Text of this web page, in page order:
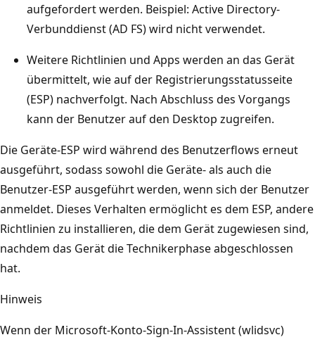
aufgefordert werden. Beispiel: Active Directory-
Verbunddienst (AD FS) wird nicht verwendet.
Weitere Richtlinien und Apps werden an das Gerät
übermittelt, wie auf der Registrierungsstatusseite
(ESP) nachverfolgt. Nach Abschluss des Vorgangs
kann der Benutzer auf den Desktop zugreifen.
Die Geräte-ESP wird während des Benutzerflows erneut
ausgeführt, sodass sowohl die Geräte- als auch die
Benutzer-ESP ausgeführt werden, wenn sich der Benutzer
anmeldet. Dieses Verhalten ermöglicht es dem ESP, andere
Richtlinien zu installieren, die dem Gerät zugewiesen sind,
nachdem das Gerät die Technikerphase abgeschlossen
hat.
Hinweis
Wenn der Microsoft-Konto-Sign-In-Assistent (wlidsvc)